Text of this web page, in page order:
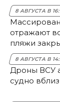
8 АВГУСТА В
отражают
пляжи
8 АВГУСТА В
Дроны ВСУ
судно